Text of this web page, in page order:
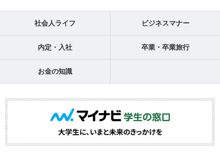
社会人ライフ ビジネスマナー
内定・入社 卒業・卒業旅行
お金の知識